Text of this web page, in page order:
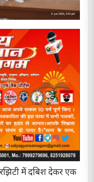
में दबिश देकर एक